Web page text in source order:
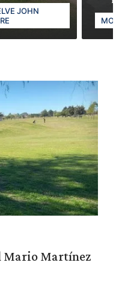
JOHN
Mario Martínez